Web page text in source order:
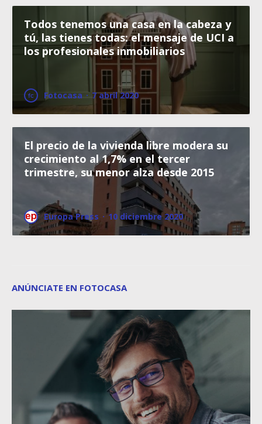
Todos tenemos una casa en la cabeza y
tú, las tienes todas: el mensaje de UCI a
los profesionales inmobiliarios
Fotocasa · 7 abril 2020
El precio de la vivienda libre modera su
crecimiento al 1,7% en el tercer
trimestre, su menor alza desde 2015
Europa Press · 10 diciembre 2020
ANÚNCIATE EN FOTOCASA